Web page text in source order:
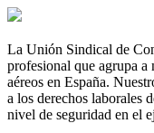
La Unión Sindical de
profesional que agrupa
aéreos en España.
a los derechos laborales
nivel de seguridad en el